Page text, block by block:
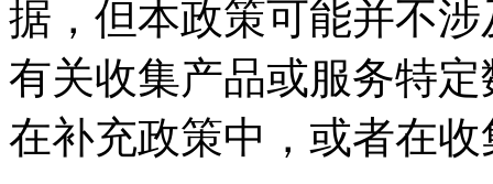
据，但本政策可能并
有关收集产品或服务特
在补充政策中，或者